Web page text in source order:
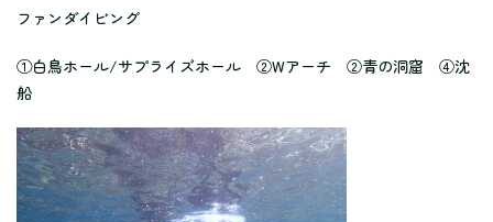
ファンダイビング
①白鳥ホール/サプライズホール ②Wアーチ ②青の洞窟 ④沈
船